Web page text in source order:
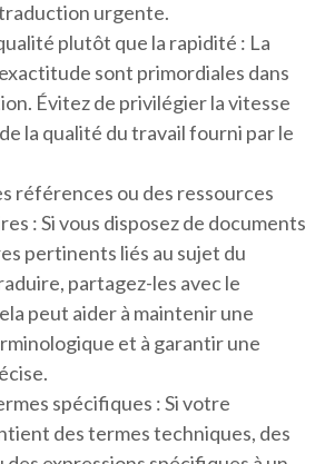
urgente.
plutôt que la rapidité : La
sont primordiales dans
Évitez de privilégier la vitesse
la qualité du travail fourni par le
références ou des ressources
: Si vous disposez de documents
pertinents liés au sujet du
partagez-les avec le
peut aider à maintenir une
et à garantir une
spécifiques : Si votre
des termes techniques, des